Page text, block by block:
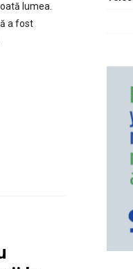
lumea.
a fost